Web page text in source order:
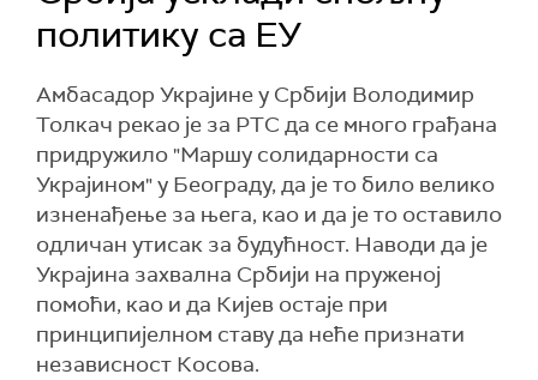
политику са ЕУ
Амбасадор Украјине у Србији Володимир
Толкач рекао је за РТС да се много грађана
придружило "Маршу солидарности са
Украјином" у Београду, да је то било велико
изненађење за њега, као и да је то оставило
одличан утисак за будућност. Наводи да је
Украјина захвална Србији на пруженој
помоћи, као и да Кијев остаје при
принципијелном ставу да неће признати
независност Косова.